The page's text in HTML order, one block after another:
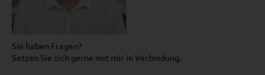
Sie haben Fragen?
Setzen Sie sich gerne mit mir in Verbindung.